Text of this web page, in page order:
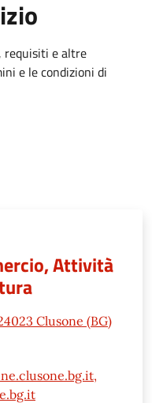
requisiti e altre
e le condizioni di
Attività
Clusone (BG)